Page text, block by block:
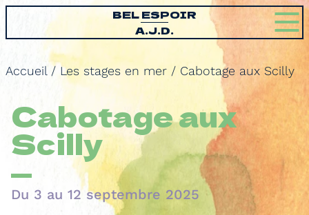
BEL ESPOIR
A.J.D.
Accueil / Les stages en mer / Cabotage aux Scilly
Cabotage aux
Scilly
Du 3 au 12 septembre 2025